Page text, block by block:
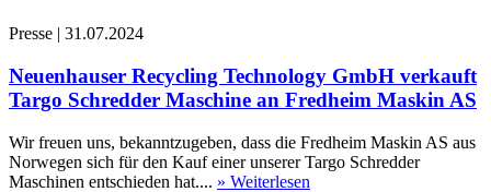
Presse | 31.07.2024
Neuenhauser Recycling Technology GmbH verkauft
Targo Schredder Maschine an Fredheim Maskin AS
Wir freuen uns, bekanntzugeben, dass die Fredheim Maskin AS aus
Norwegen sich für den Kauf einer unserer Targo Schredder
Maschinen entschieden hat.... » Weiterlesen